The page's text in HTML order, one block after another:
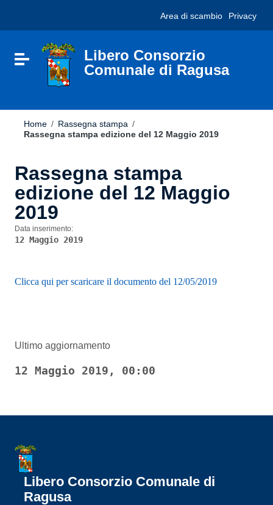
sito
include
Vai al footer
Area di scambio Privacy
Attiva / disattiva la navigazione
Libero Consorzio
Comunale di Ragusa
Home / Rassegna stampa /
Rassegna stampa edizione del 12 Maggio 2019
Rassegna stampa
edizione del 12 Maggio
2019
Data inserimento:
12 Maggio 2019
Clicca qui per scaricare il documento del 12/05/2019
Ultimo aggiornamento
12 Maggio 2019, 00:00
Libero Consorzio Comunale di
Ragusa